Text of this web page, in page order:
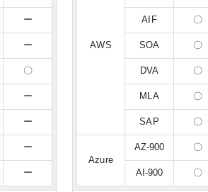
ー
ー
〇
ー
ー
ー
ー
AWS
AIF 〇
SOA 〇
DVA 〇
MLA 〇
SAP 〇
Azure
AZ-900 〇
AI-900 〇